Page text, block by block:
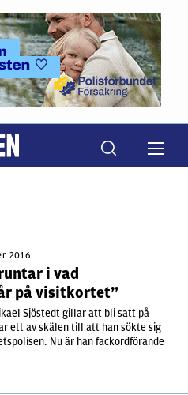
2016
i vad
på visitkortet”
Sjöstedt gillar att bli satt på
ett av skälen till att han sökte sig
Nu är han fackordförande